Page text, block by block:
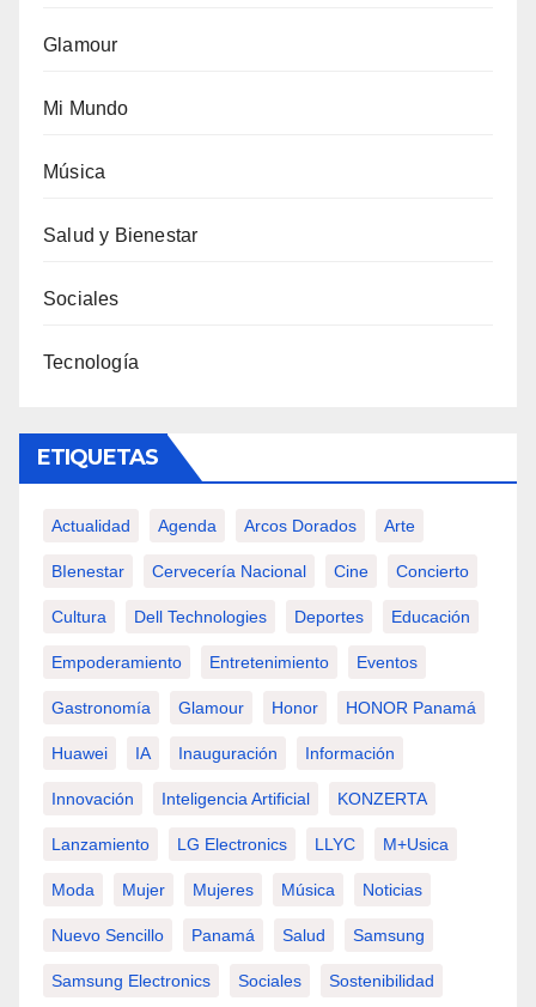
Glamour
Mi Mundo
Música
Salud y Bienestar
Sociales
Tecnología
ETIQUETAS
Actualidad Agenda Arcos Dorados Arte
BIenestar Cervecería Nacional Cine Concierto
Cultura Dell Technologies Deportes Educación
Empoderamiento Entretenimiento Eventos
Gastronomía Glamour Honor HONOR Panamá
Huawei IA Inauguración Información
Innovación Inteligencia Artificial KONZERTA
Lanzamiento LG Electronics LLYC M+usica
Moda Mujer Mujeres Música Noticias
Nuevo Sencillo Panamá Salud Samsung
Samsung Electronics Sociales Sostenibilidad